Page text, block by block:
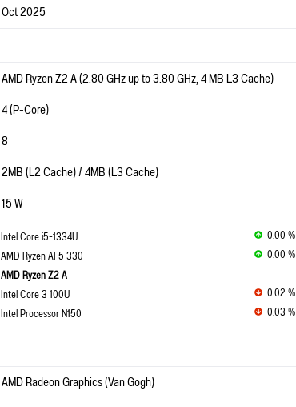
Oct 2025
AMD Ryzen Z2 A (2.80 GHz up to 3.80 GHz, 4 MB L3 Cache)
4 (P-Core)
8
2MB (L2 Cache) / 4MB (L3 Cache)
15 W
Intel Core i5-1334U
0.00 %
AMD Ryzen AI 5 330
0.00 %
AMD Ryzen Z2 A
Intel Core 3 100U
0.02 %
Intel Processor N150
0.03 %
AMD Radeon Graphics (Van Gogh)